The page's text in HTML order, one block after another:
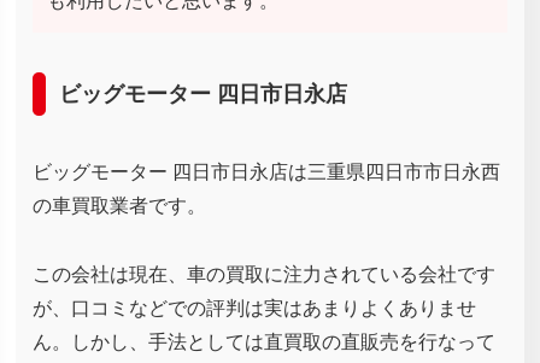
ビッグモーター 四日市日永店
ビッグモーター 四日市日永店は三重県四日市市日永西
の車買取業者です。
この会社は現在、車の買取に注力されている会社です
が、口コミなどでの評判は実はあまりよくありませ
ん。しかし、手法としては直買取の直販売を行なって